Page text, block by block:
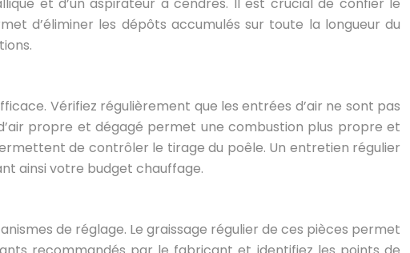
d’éliminer les dépôts accumulés sur toute la longueur du
Vérifiez régulièrement que les entrées d’air ne sont pas
propre et dégagé permet une combustion plus propre et
de contrôler le tirage du poêle. Un entretien régulier
ainsi votre budget chauffage.
de réglage. Le graissage régulier de ces pièces permet